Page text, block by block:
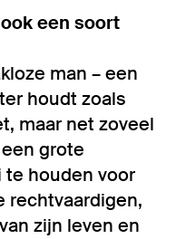
ook een soort
man – een
houdt zoals
maar net zoveel
grote
houden voor
rechtvaardigen,
zijn leven en